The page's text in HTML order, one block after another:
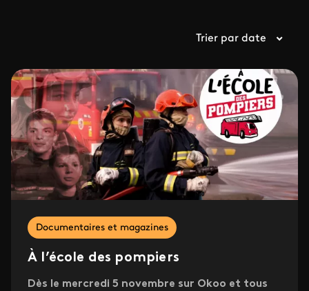
Trier par date
Documentaires et magazines
À l’école des pompiers
Dès le mercredi 5 novembre sur Okoo et tous